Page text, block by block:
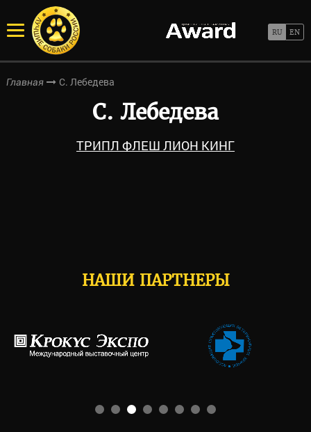
Главная С. Лебедева
С. Лебедева
ТРИПЛ ФЛЕШ ЛИОН КИНГ
НАШИ ПАРТНЕРЫ